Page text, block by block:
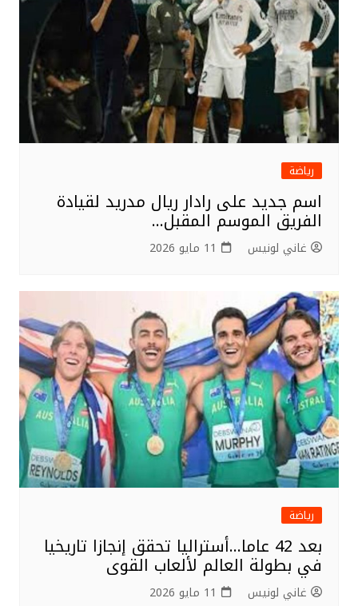
رياضة
اسم جديد على رادار ريال مدريد لقيادة
الفريق الموسم المقبل…
غاني لونيس 11 مايو 2026
رياضة
بعد 42 عاما…أستراليا تحقق إنجازا تاريخيا
في بطولة العالم لألعاب القوى
غاني لونيس 11 مايو 2026